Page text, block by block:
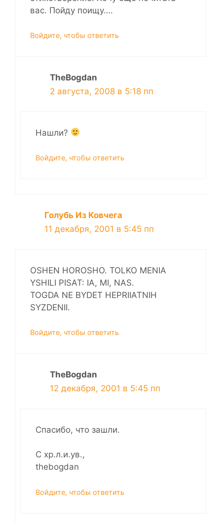
вас. Пойду поищу….
Войдите, чтобы ответить
TheBogdan
2 августа, 2008 в 5:18 пп
Нашли?
Войдите, чтобы ответить
Голубь Из Ковчега
11 декабря, 2001 в 5:45 пп
OSHEN HOROSHO. TOLKO MENIA
YSHILI PISAT: IA, MI, NAS.
TOGDA NE BYDET HEPRIIATNIH
SYZDENII.
Войдите, чтобы ответить
TheBogdan
12 декабря, 2001 в 5:45 пп
Спасибо, что зашли.
С хр.л.и.ув.,
thebogdan
Войдите, чтобы ответить